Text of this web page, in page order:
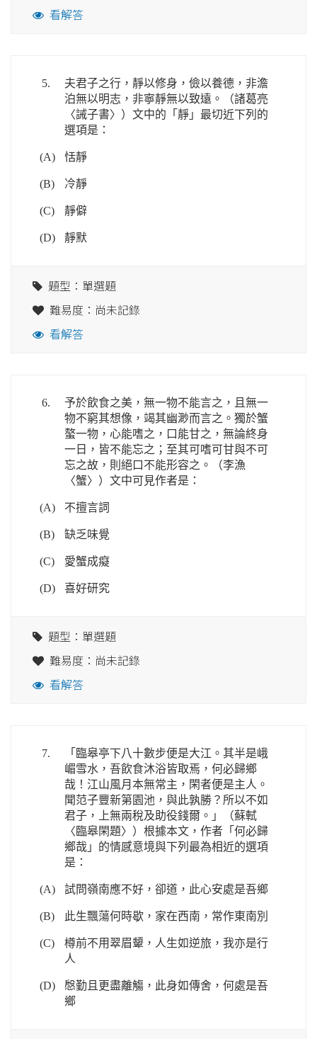
看解答
5.
夫君子之行，靜以修身，儉以養德，非澹
泊無以明志，非寧靜無以致遠。（諸葛亮
〈誡子書〉）文中的「靜」最切近下列的
選項是：
(A) 恬靜
(B) 冷靜
(C) 靜僻
(D) 靜默
題型：單選題
難易度：尚未記錄
看解答
6.
予於飲食之美，無一物不能言之，且無一
物不窮其想像，竭其幽渺而言之。獨於蟹
螯一物，心能嗜之，口能甘之，無論終身
一日，皆不能忘之；至其可嗜可甘與不可
忘之故，則絕口不能形容之。（李漁
〈蟹〉）文中可見作者是：
(A) 不擅言詞
(B) 缺乏味覺
(C) 愛蟹成癡
(D) 喜好研究
題型：單選題
難易度：尚未記錄
看解答
7.
「臨皋亭下八十數步便是大江。其半是峨
嵋雪水，吾飲食沐浴皆取焉，何必歸鄉
哉！江山風月本無常主，閑者便是主人。
聞范子豐新第園池，與此孰勝？所以不如
君子，上無兩稅及助役錢爾。」（蘇軾
〈臨皋閑題〉）根據本文，作者「何必歸
鄉哉」的情感意境與下列最為相近的選項
是：
(A) 試問嶺南應不好，卻道，此心安處是吾鄉
(B) 此生飄蕩何時歇，家在西南，常作東南別
(C)
樽前不用翠眉顰，人生如逆旅，我亦是行
人
(D)
慇勤且更盡離觴，此身如傳舍，何處是吾
鄉